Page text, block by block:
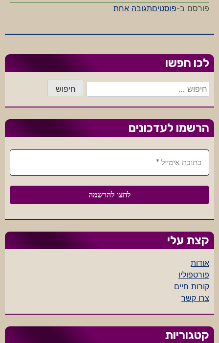
פורסם ב-פוסטיםתגובה אחתעל
שווה
בימינו?
לכו חפשו
חיפוש:
הרשמו לעדכונים
קצת עלי
אודות
פורטפוליו
קורות חיים
צרו קשר
קטגוריות